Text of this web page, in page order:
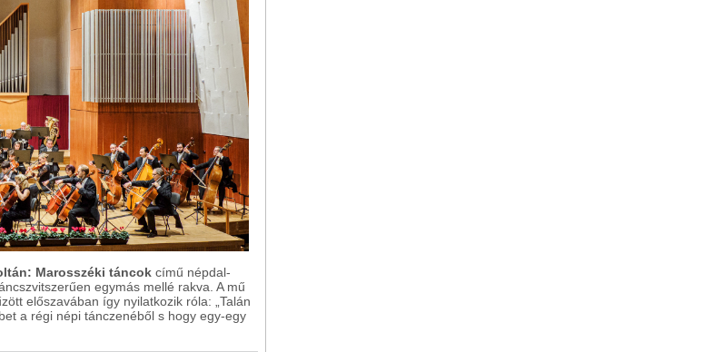
Marosszéki táncok című népdal-
egymás mellé rakva. A mű
előszavában így nyilatkozik róla: „Talán
a régi népi tánczenéből s hogy egy-egy